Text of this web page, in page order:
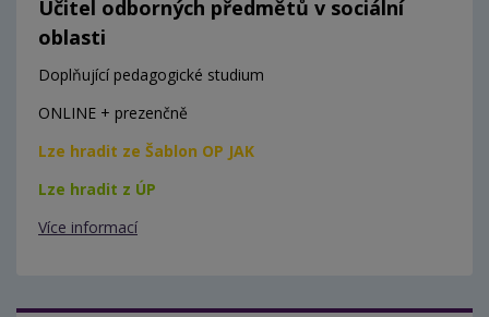
Učitel odborných předmětů v sociální
oblasti
Doplňující pedagogické studium
ONLINE + prezenčně
Lze hradit ze Šablon OP JAK
Lze hradit z ÚP
Více informací